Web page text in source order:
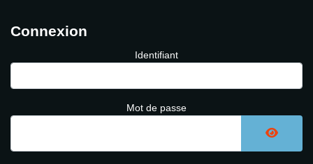
Connexion
Identifiant
Mot de passe